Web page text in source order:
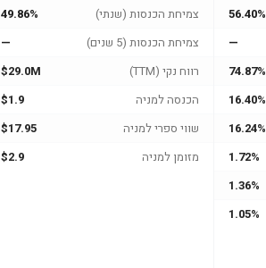
56.40%
—
74.87%
16.40%
16.24%
1.72%
1.36%
1.05%
צמיחת הכנסות (שנתי)
49.86%
צמיחת הכנסות (5 שנים)
—
רווח נקי (TTM)
$29.0M
הכנסה למניה
$1.9
שווי ספרי למניה
$17.95
מזומן למניה
$2.9